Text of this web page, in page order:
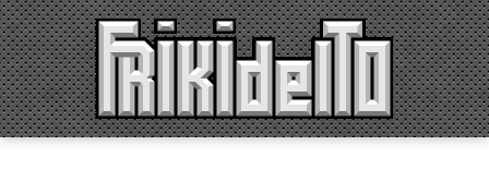
Saltar
al
contenido